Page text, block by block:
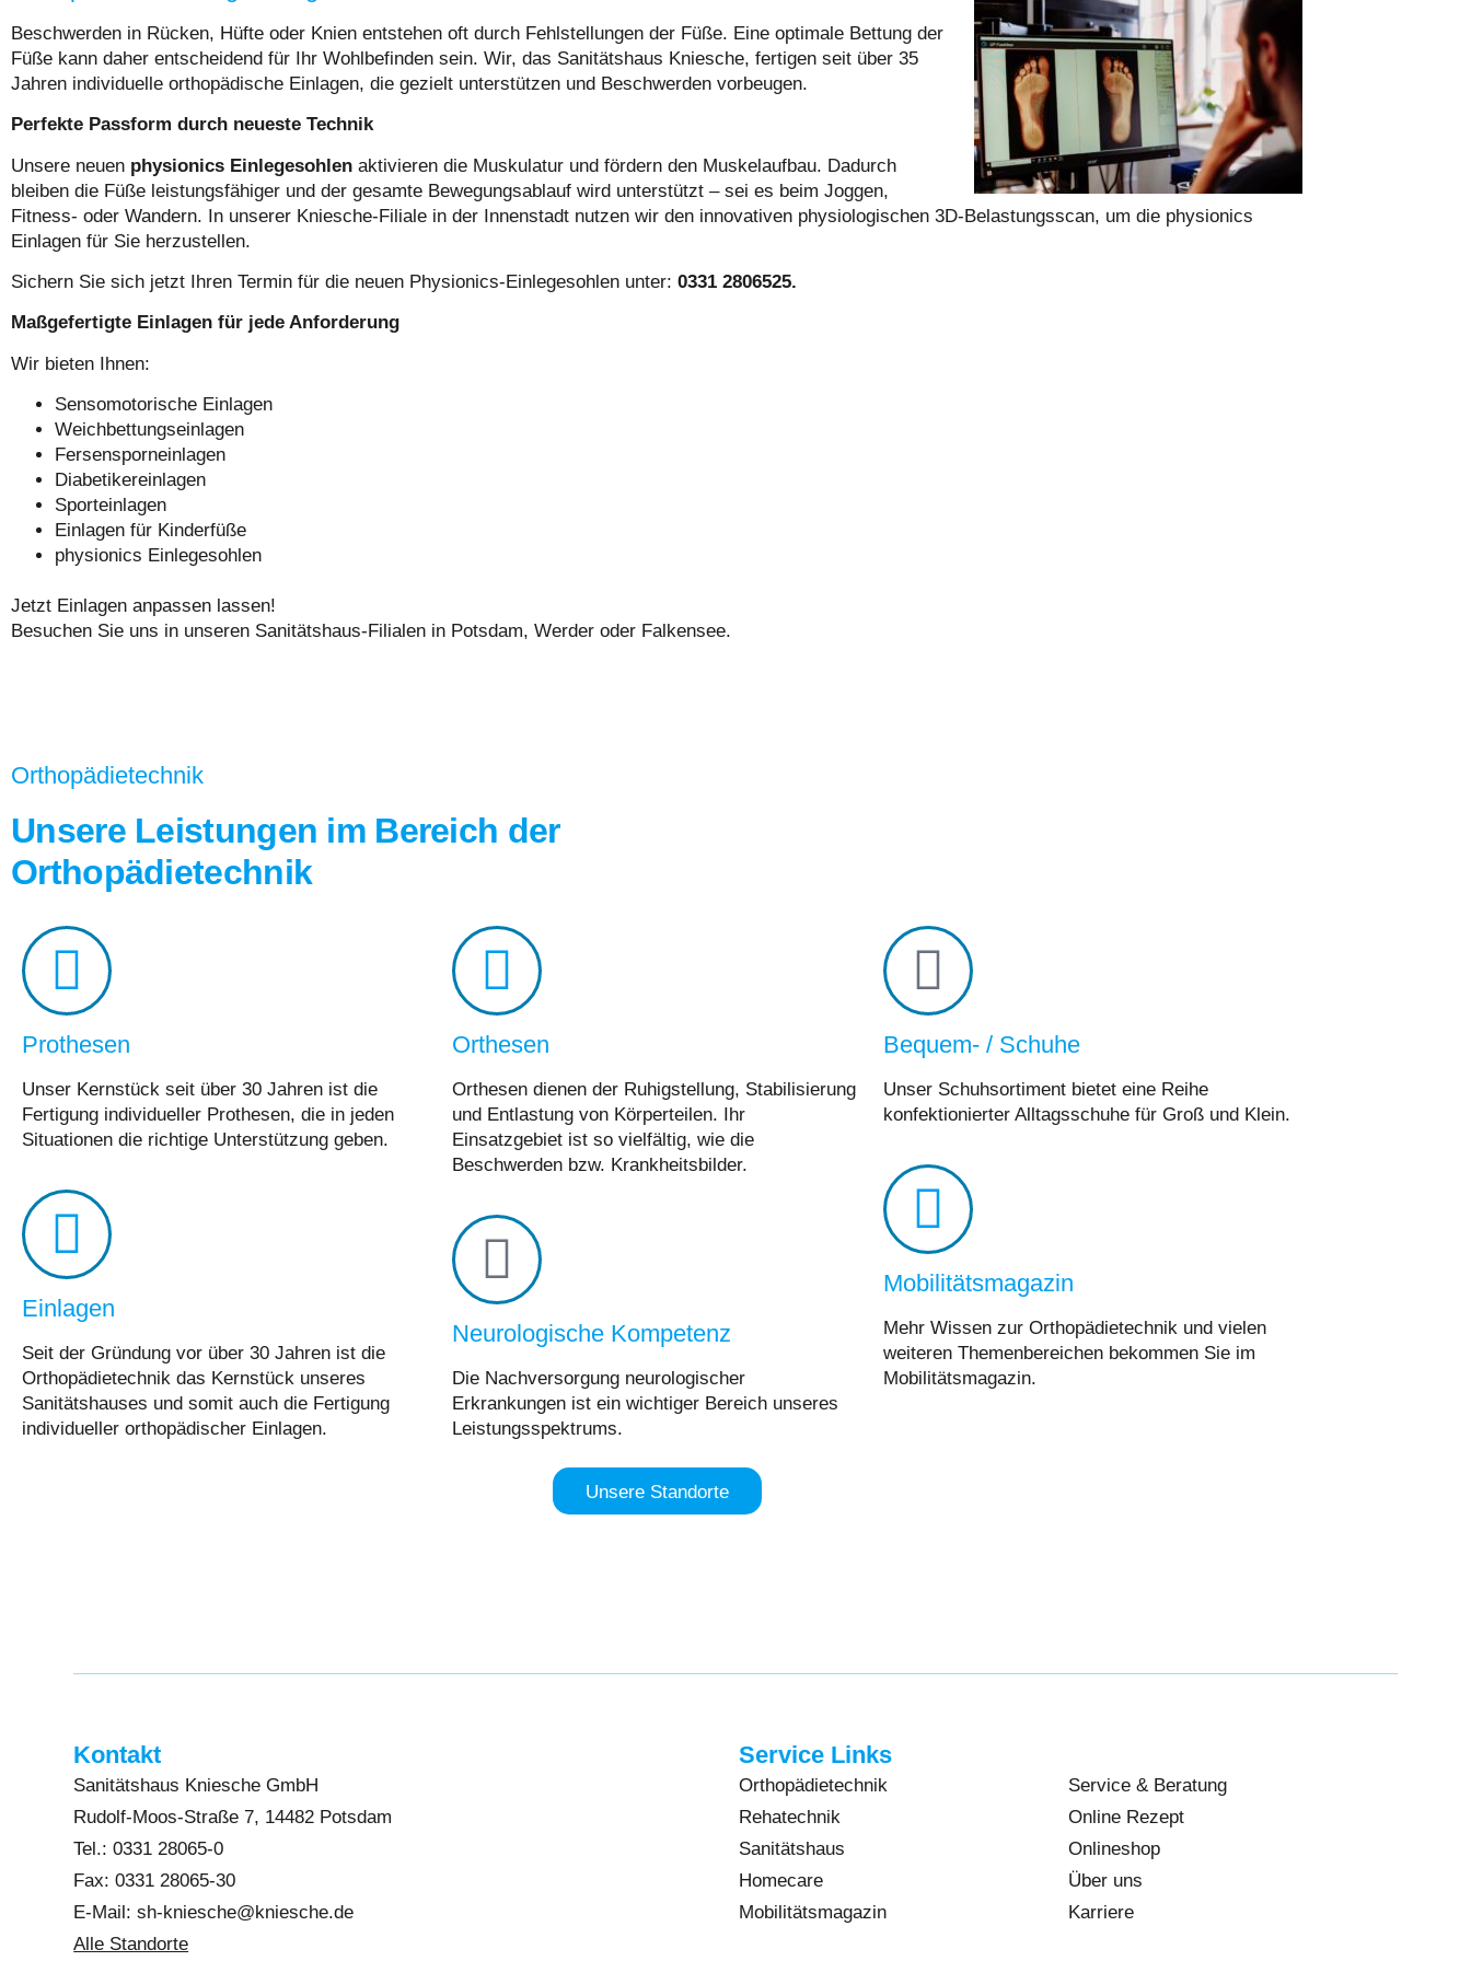
Beschwerden in Rücken, Hüfte oder Knien entstehen oft durch Fehlstellungen der Füße. Eine optimale Bettung der
Füße kann daher entscheidend für Ihr Wohlbefinden sein. Wir, das Sanitätshaus Kniesche, fertigen seit über 35
Jahren individuelle orthopädische Einlagen, die gezielt unterstützen und Beschwerden vorbeugen.
Perfekte Passform durch neueste Technik
Unsere neuen physionics Einlegesohlen aktivieren die Muskulatur und fördern den Muskelaufbau. Dadurch
bleiben die Füße leistungsfähiger und der gesamte Bewegungsablauf wird unterstützt – sei es beim Joggen,
Fitness- oder Wandern. In unserer Kniesche-Filiale in der Innenstadt nutzen wir den innovativen physiologischen 3D-Belastungsscan, um die physionics
Einlagen für Sie herzustellen.
Sichern Sie sich jetzt Ihren Termin für die neuen Physionics-Einlegesohlen unter: 0331 2806525.
Maßgefertigte Einlagen für jede Anforderung
Wir bieten Ihnen:
Sensomotorische Einlagen
Weichbettungseinlagen
Fersensporneinlagen
Diabetikereinlagen
Sporteinlagen
Einlagen für Kinderfüße
physionics Einlegesohlen
Jetzt Einlagen anpassen lassen!
Besuchen Sie uns in unseren Sanitätshaus-Filialen in Potsdam, Werder oder Falkensee.
Orthopädietechnik
Unsere Leistungen im Bereich der
Orthopädietechnik
Prothesen
Unser Kernstück seit über 30 Jahren ist die
Fertigung individueller Prothesen, die in jeden
Situationen die richtige Unterstützung geben.
Einlagen
Seit der Gründung vor über 30 Jahren ist die
Orthopädietechnik das Kernstück unseres
Sanitätshauses und somit auch die Fertigung
individueller orthopädischer Einlagen.
Orthesen
Orthesen dienen der Ruhigstellung, Stabilisierung
und Entlastung von Körperteilen. Ihr
Einsatzgebiet ist so vielfältig, wie die
Beschwerden bzw. Krankheitsbilder.
Neurologische Kompetenz
Die Nachversorgung neurologischer
Erkrankungen ist ein wichtiger Bereich unseres
Leistungsspektrums.
Bequem- / Schuhe
Unser Schuhsortiment bietet eine Reihe
konfektionierter Alltagsschuhe für Groß und Klein.
Mobilitätsmagazin
Mehr Wissen zur Orthopädietechnik und vielen
weiteren Themenbereichen bekommen Sie im
Mobilitätsmagazin.
Unsere Standorte
Kontakt
Sanitätshaus Kniesche GmbH
Rudolf-Moos-Straße 7, 14482 Potsdam
Tel.: 0331 28065-0
Fax: 0331 28065-30
E-Mail: sh-kniesche@kniesche.de
Alle Standorte
Service Links
Orthopädietechnik
Rehatechnik
Sanitätshaus
Homecare
Mobilitätsmagazin
Service & Beratung
Online Rezept
Onlineshop
Über uns
Karriere